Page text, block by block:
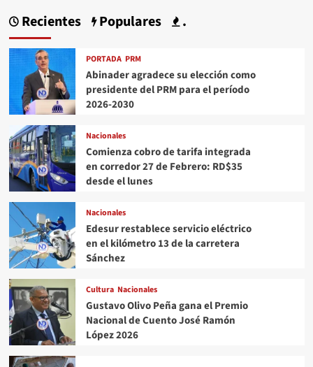
Recientes Populares .
PORTADA PRM
Abinader agradece su elección como
presidente del PRM para el período
2026-2030
Nacionales
Comienza cobro de tarifa integrada
en corredor 27 de Febrero: RD$35
desde el lunes
Nacionales
Edesur restablece servicio eléctrico
en el kilómetro 13 de la carretera
Sánchez
Cultura Nacionales
Gustavo Olivo Peña gana el Premio
Nacional de Cuento José Ramón
López 2026